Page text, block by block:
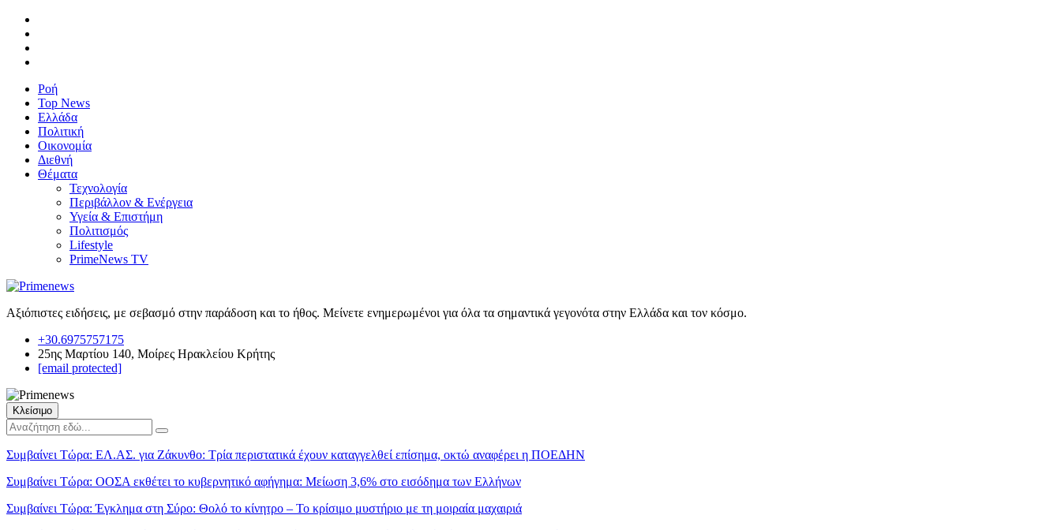
Ροή
Top News
Ελλάδα
Πολιτική
Οικονομία
Διεθνή
Θέματα
Τεχνολογία
Περιβάλλον & Ενέργεια
Υγεία & Επιστήμη
Πολιτισμός
Lifestyle
PrimeNews TV
Αξιόπιστες ειδήσεις, με σεβασμό στην παράδοση και το ήθος. Μείνετε ενημερωμένοι για όλα τα σημαντικά γεγονότα στην Ελλάδα και τον κόσμο.
+30.6975757175
25ης Μαρτίου 140, Μοίρες Ηρακλείου Κρήτης
[email protected]
Κλείσιμο
Συμβαίνει Τώρα: ΕΛ.ΑΣ. για Ζάκυνθο: Τρία περιστατικά έχουν καταγγελθεί επίσημα, οκτώ αναφέρει η ΠΟΕΔΗΝ
Συμβαίνει Τώρα: ΟΟΣΑ εκθέτει το κυβερνητικό αφήγημα: Μείωση 3,6% στο εισόδημα των Ελλήνων
Συμβαίνει Τώρα: Έγκλημα στη Σύρο: Θολό το κίνητρο – Το κρίσιμο μυστήριο με τη μοιραία μαχαιριά